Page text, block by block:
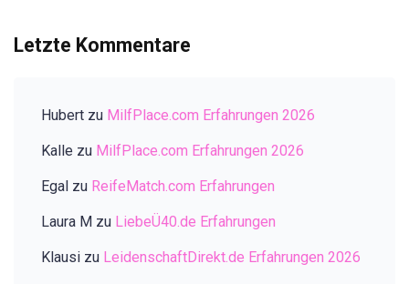
Letzte Kommentare
Hubert zu MilfPlace.com Erfahrungen 2026
Kalle zu MilfPlace.com Erfahrungen 2026
Egal zu ReifeMatch.com Erfahrungen
Laura M zu LiebeÜ40.de Erfahrungen
Klausi zu LeidenschaftDirekt.de Erfahrungen 2026